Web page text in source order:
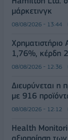
μάρκετινγκ
08/08/2026 - 13:44
1,76%, κέρδη
08/08/2026 - 12:36
Διευρύνεται η
με 916
08/08/2026 - 12:12
Health
αξιοποίηση